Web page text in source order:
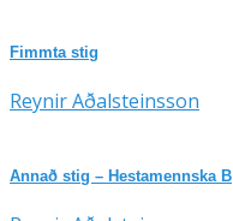
Fimmta stig
Reynir Aðalsteinsson
Annað stig – Hestamennska B